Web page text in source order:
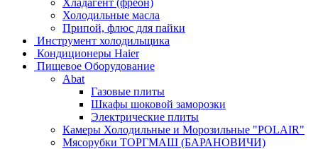
Хладагент (фреон)
Холодильные масла
Припой, флюс для пайки
Инструмент холодильщика
Кондиционеры Haier
Пищевое Оборудование
Abat
Газовые плиты
Шкафы шоковой заморозки
Электрические плиты
Камеры Холодильные и Морозильные "POLAIR"
Мясорубки ТОРГМАШ (БАРАНОВИЧИ)